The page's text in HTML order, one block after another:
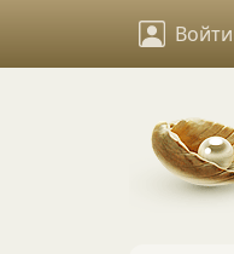
Войти